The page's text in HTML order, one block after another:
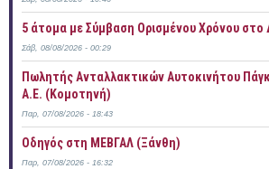
5 άτομα με Σύμβαση Ορισμένου Χρόνου
Σάβ, 08/08/2026 - 00:29
Πωλητής Ανταλλακτικών Αυτοκινήτου
Α.Ε. (Κομοτηνή)
Παρ, 07/08/2026 - 18:43
Οδηγός στη ΜΕΒΓΑΛ (Ξάνθη)
Παρ, 07/08/2026 - 16:32